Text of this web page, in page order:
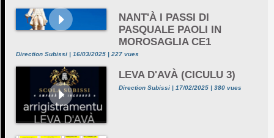
NANT'À I PASSI DI
PASQUALE PAOLI IN
MOROSAGLIA CE1
Direction Subissi | 16/03/2025 | 227 vues
LEVA D'AVÀ (CICULU 3)
Direction Subissi | 17/02/2025 | 380 vues